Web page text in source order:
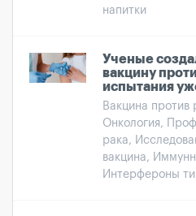
напитки
Ученые
вакцину
испытания
Вакцина против
Онкология,
рака,
вакцина,
Интерфероны